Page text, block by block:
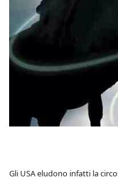
Gli USA eludono infatti la